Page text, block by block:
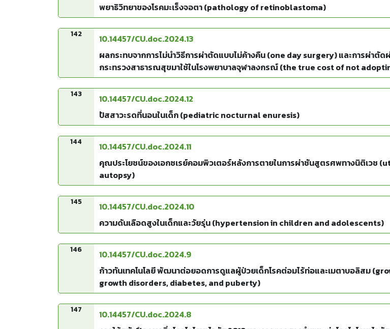
พยาธิวิทยาของโรคมะเร็งจอตา (pathology of retinoblastoma)
142 10.14457/CU.doc.2024.13
ผลกระทบจากการไม่นำวิธีการผ่าตัดแบบไม่ค้างคืน (one day surgery) และการผ่า
กระทรวงสาธารณสุขมาใช้ในโรงพยาบาลจุฬาลงกรณ์ (the true cost of not
(MIS) national scheme at King Chulalongkorn Memorial Hospital)
143 10.14457/CU.doc.2024.12
ปัสสาวะรดที่นอนในเด็ก (pediatric nocturnal enuresis)
144 10.14457/CU.doc.2024.11
คุณประโยชน์ของเอกซเรย์คอมพิวเตอร์หลังการตายในการผ่าชันสูตรศพทางนิติเว
autopsy)
145 10.14457/CU.doc.2024.10
ความดันเลือดสูงในเด็กและวัยรุ่น (hypertension in children and adolescents)
146 10.14457/CU.doc.2024.9
ก้าวทันเทคโนโลยี พัฒนาต่อยอดการดูแลผู้ป่วยเด็กโรคต่อมไร้ท่อและเมตาบอลิสม
growth disorders, diabetes, and puberty)
147 10.14457/CU.doc.2024.8